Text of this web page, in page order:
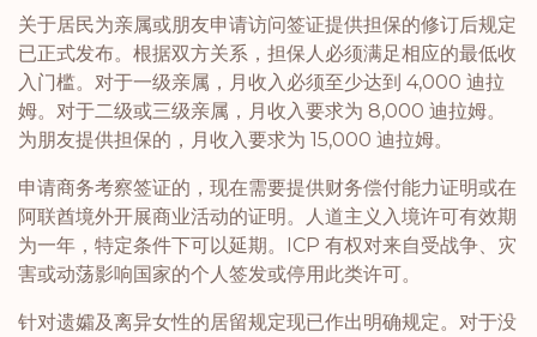
关于居民为亲属或朋友申请访问签证提供担保的修订后规定
已正式发布。根据双方关系，担保人必须满足相应的最低收
入门槛。对于一级亲属，月收入必须至少达到 4,000 迪拉
姆。对于二级或三级亲属，月收入要求为 8,000 迪拉姆。
为朋友提供担保的，月收入要求为 15,000 迪拉姆。
申请商务考察签证的，现在需要提供财务偿付能力证明或在
阿联酋境外开展商业活动的证明。人道主义入境许可有效期
为一年，特定条件下可以延期。ICP 有权对来自受战争、灾
害或动荡影响国家的个人签发或停用此类许可。
针对遗孀及离异女性的居留规定现已作出明确规定。对于没